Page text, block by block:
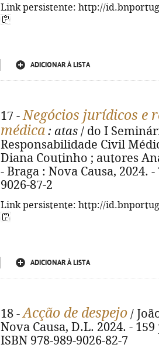
Link persistente: http://
ADICIONAR À LISTA
17 -Negócios jurídicos e
médica : atas / do I
Responsabilidade Civil
Diana Coutinho ; autores
- Braga : Nova Causa, 2024.
9026-87-2
Link persistente: http://
ADICIONAR À LISTA
18 -Acção de despejo /
Nova Causa, D.L. 2024. -
ISBN 978-989-9026-82-7